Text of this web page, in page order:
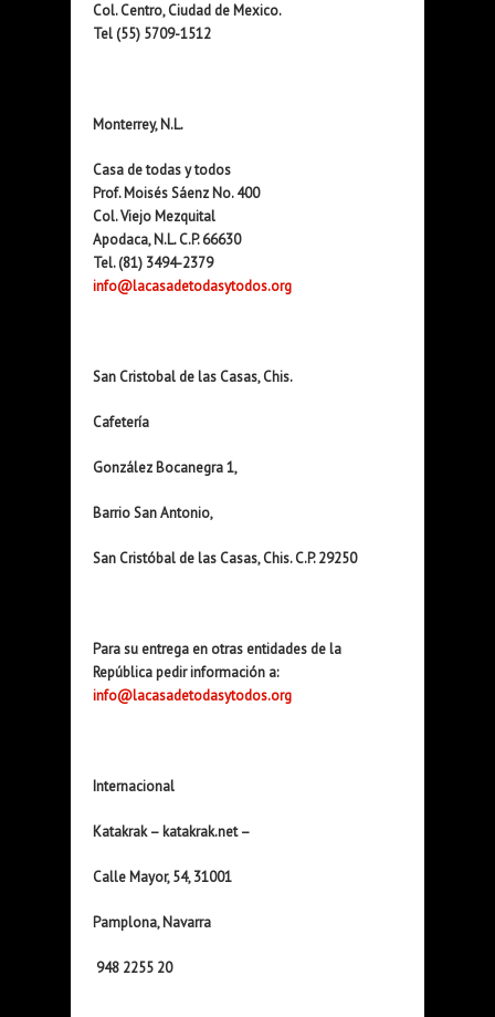
Col. Centro, Ciudad de Mexico.
Tel (55) 5709-1512
Monterrey, N.L.
Casa de todas y todos
Prof. Moisés Sáenz No. 400
Col. Viejo Mezquital
Apodaca, N.L. C.P. 66630
Tel. (81) 3494-2379
info@lacasadetodasytodos.org
San Cristobal de las Casas, Chis.
Cafetería
González Bocanegra 1,
Barrio San Antonio,
San Cristóbal de las Casas, Chis. C.P. 29250
Para su entrega en otras entidades de la
República pedir información a:
info@lacasadetodasytodos.org
Internacional
Katakrak – katakrak.net –
Calle Mayor, 54, 31001
Pamplona, Navarra
948 2255 20